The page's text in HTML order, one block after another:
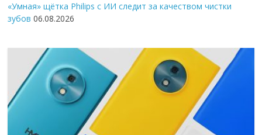
«Умная» щётка Philips с ИИ следит за качеством чистки
зубов 06.08.2026